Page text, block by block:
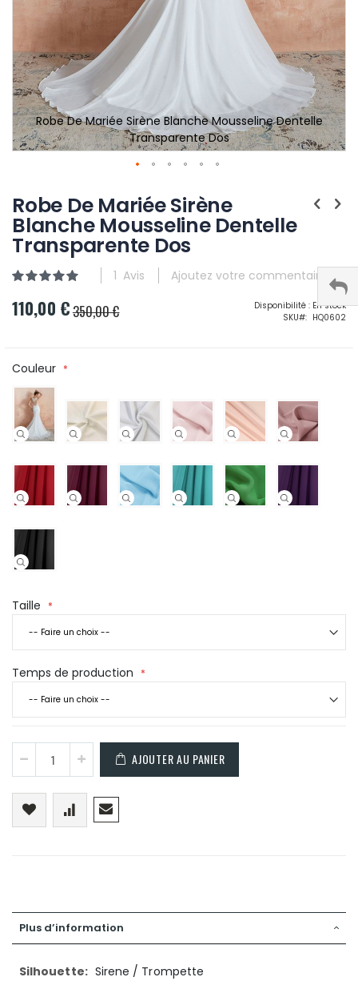
Robe De Mariée Sirène Blanche Mousseline Dentelle
Transparente Dos
Robe De Mariée Sirène
Blanche Mousseline Dentelle
Transparente Dos
Évaluation:
1 Avis
Ajoutez votre commentaire
Prix
110,00 €350,00 € Disponibilité : En stock
SKU
HQ0602
Couleur
Taille
Temps de production
AJOUTER AU PANIER
Plus d’information
Plus
Sirene / Trompette